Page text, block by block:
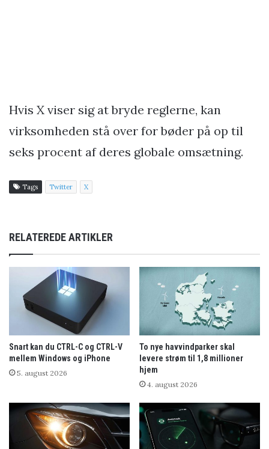
Hvis X viser sig at bryde reglerne, kan
virksomheden stå over for bøder på op til
seks procent af deres globale omsætning.
Tags Twitter X
RELATEREDE ARTIKLER
Snart kan du CTRL-C og CTRL-V
mellem Windows og iPhone
5. august 2026
To nye havvindparker skal
levere strøm til 1,8 millioner
hjem
4. august 2026